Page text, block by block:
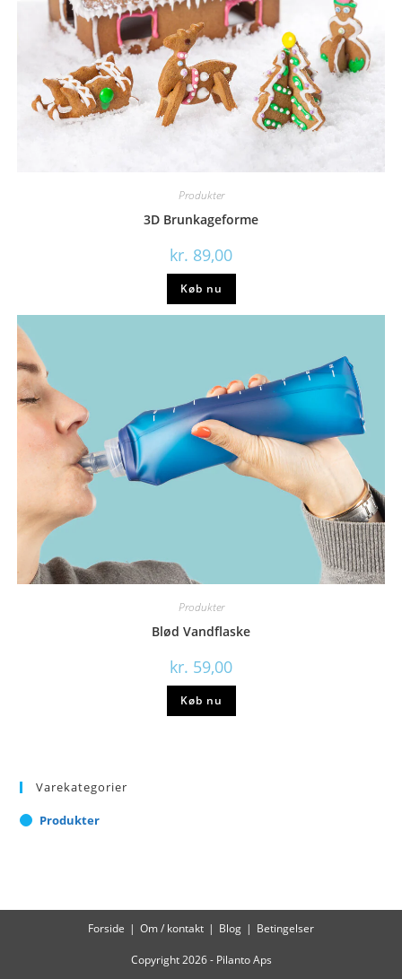
Produkter
3D Brunkageforme
kr. 89,00
Køb nu
Produkter
Blød Vandflaske
kr. 59,00
Køb nu
Varekategorier
Produkter
Forside Om / kontakt Blog Betingelser
Copyright 2026 - Pilanto Aps